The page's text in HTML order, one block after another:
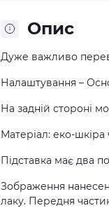
Опис
Дуже важливо
Налаштування –
На задній стороні
Матеріал: еко-
Підставка має два
Зображення
лаку. Передня